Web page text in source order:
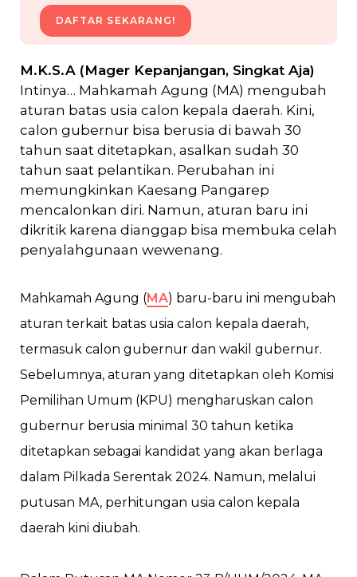
DAFTAR SEKARANG!
M.K.S.A (Mager Kepanjangan, Singkat Aja)
Intinya… Mahkamah Agung (MA) mengubah
aturan batas usia calon kepala daerah. Kini,
calon gubernur bisa berusia di bawah 30
tahun saat ditetapkan, asalkan sudah 30
tahun saat pelantikan. Perubahan ini
memungkinkan Kaesang Pangarep
mencalonkan diri. Namun, aturan baru ini
dikritik karena dianggap bisa membuka celah
penyalahgunaan wewenang.
Mahkamah Agung (MA) baru-baru ini mengubah
aturan terkait batas usia calon kepala daerah,
termasuk calon gubernur dan wakil gubernur.
Sebelumnya, aturan yang ditetapkan oleh Komisi
Pemilihan Umum (KPU) mengharuskan calon
gubernur berusia minimal 30 tahun ketika
ditetapkan sebagai kandidat yang akan berlaga
dalam Pilkada Serentak 2024. Namun, melalui
putusan MA, perhitungan usia calon kepala
daerah kini diubah.